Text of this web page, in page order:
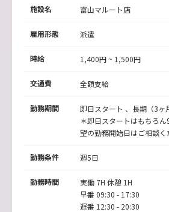
施設名 富山マルート店
雇用形態 派遣
時給 1,400円 ~ 1,500円
交通費 全額支給
勤務期間
即日スタート 、長期（3ヶ
＊即日スタートはもちろ
望の勤務開始日はご相談
勤務条件 週5日
勤務時間
実働 7H 休憩 1H
早番 09:30 - 17:30
遅番 12:30 - 20:30